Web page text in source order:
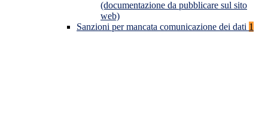
(documentazione da pubblicare sul sito
web)
Sanzioni per mancata comunicazione dei dati 1